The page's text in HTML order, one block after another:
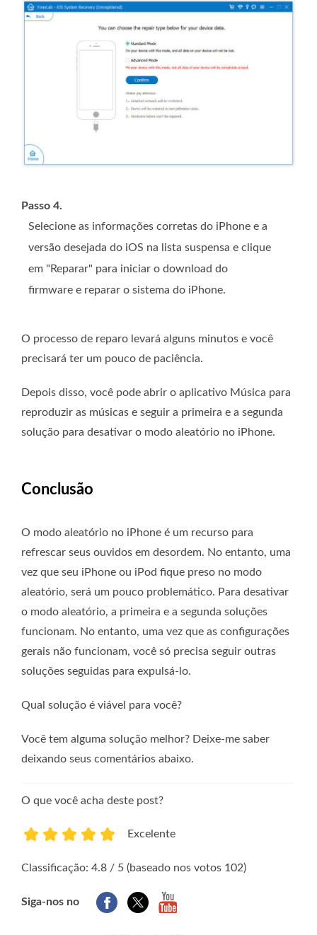
Passo 4.
Selecione as informações corretas do iPhone e a
versão desejada do iOS na lista suspensa e clique
em "Reparar" para iniciar o download do
firmware e reparar o sistema do iPhone.
O processo de reparo levará alguns minutos e você
precisará ter um pouco de paciência.
Depois disso, você pode abrir o aplicativo Música para
reproduzir as músicas e seguir a primeira e a segunda
solução para desativar o modo aleatório no iPhone.
Conclusão
O modo aleatório no iPhone é um recurso para
refrescar seus ouvidos em desordem. No entanto, uma
vez que seu iPhone ou iPod fique preso no modo
aleatório, será um pouco problemático. Para desativar
o modo aleatório, a primeira e a segunda soluções
funcionam. No entanto, uma vez que as configurações
gerais não funcionam, você só precisa seguir outras
soluções seguidas para expulsá-lo.
Qual solução é viável para você?
Você tem alguma solução melhor? Deixe-me saber
deixando seus comentários abaixo.
O que você acha deste post?
Excelente
Classificação: 4.8 / 5 (baseado nos votos 102)
Siga-nos no